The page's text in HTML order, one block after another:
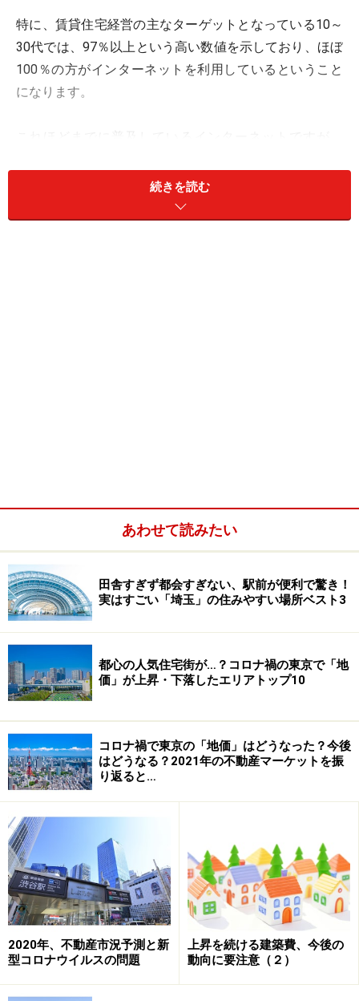
特に、賃貸住宅経営の主なターゲットとなっている10～
30代では、97％以上という高い数値を示しており、ほぼ
100％の方がインターネットを利用しているということ
になります。
だまだ少ないのが現状です。ここでは、インターネット
無料を利用した空室対策について解説します。
先述した通り、ほぼ100％の若者が利用しているインタ
ーネットは、既にライフラインの一つと考えられていま
的なサービスであることは間違いありません。
付加価値による競合物件との差別化という意味でも、空
室対策として非常に高い効果が期待できます。但し、建
物の状況によって導入できないケースもある為、事業者
にしっかりと確認をするようにしましょう。
入居者に人気の設備ランキング
スマートフォン利用者に対しても有効なの
か
続きを読む
あわせて読みたい
田舎すぎず都会すぎない、駅前が便利で驚き！
実はすごい「埼玉」の住みやすい場所ベスト3
都心の人気住宅街が…？コロナ禍の東京で「地
価」が上昇・下落したエリアトップ10
コロナ禍で東京の「地価」はどうなった？今後
はどうなる？2021年の不動産マーケットを振
り返ると…
2020年、不動産市況予測と新
型コロナウイルスの問題
上昇を続ける建築費、今後の
動向に要注意（２）